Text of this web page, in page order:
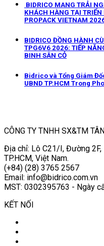
BIDRICO MANG TRẢI
KHÁCH HÀNG TẠI
PROPACK VIETNAM
BIDRICO ĐỒNG HÀNH
TPG6V6 2026: TIẾP
BINH SÂN CỎ
Bidrico và Tổng Giám
UBND TP.HCM Trong
CÔNG TY TNHH SX&TM
Địa chỉ: Lô C21/I, Đường 2F,
TP.HCM, Việt Nam.
(+84) (28) 3765 2567
Email: info@bidrico.com.vn
MST: 0302395763 - Ngày
KẾT NỐI